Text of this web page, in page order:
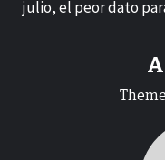
julio, el peor dato